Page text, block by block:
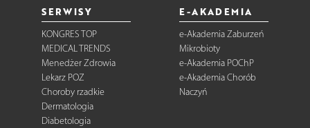
SERWISY
KONGRES TOP
MEDICAL TRENDS
Menedżer Zdrowia
Lekarz POZ
Choroby rzadkie
Dermatologia
Diabetologia
E-AKADEMIA
e-Akademia Zaburzeń
Mikrobioty
e-Akademia POChP
e-Akademia Chorób
Naczyń